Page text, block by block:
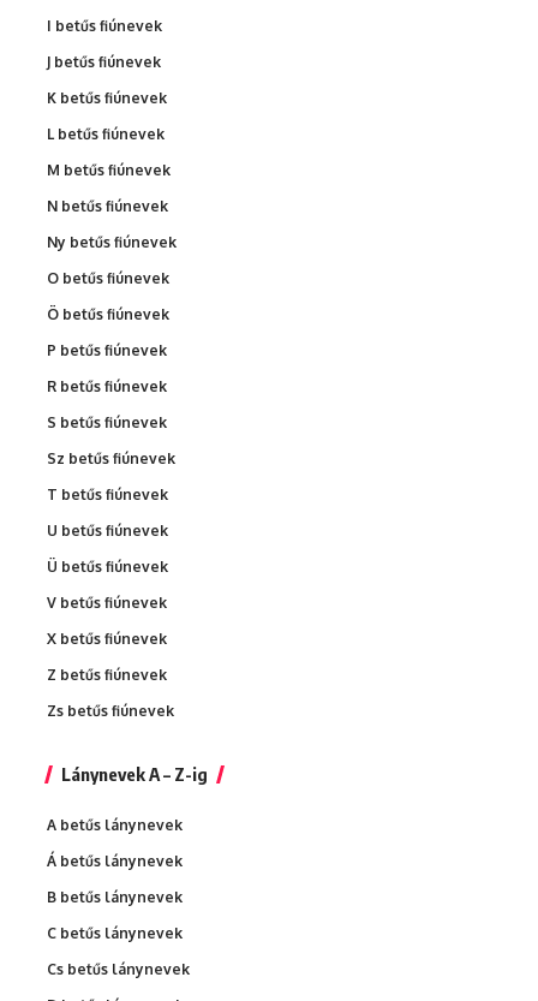
I betűs fiúnevek
J betűs fiúnevek
K betűs fiúnevek
L betűs fiúnevek
M betűs fiúnevek
N betűs fiúnevek
Ny betűs fiúnevek
O betűs fiúnevek
Ö betűs fiúnevek
P betűs fiúnevek
R betűs fiúnevek
S betűs fiúnevek
Sz betűs fiúnevek
T betűs fiúnevek
U betűs fiúnevek
Ü betűs fiúnevek
V betűs fiúnevek
X betűs fiúnevek
Z betűs fiúnevek
Zs betűs fiúnevek
Lánynevek A – Z-ig
A betűs lánynevek
Á betűs lánynevek
B betűs lánynevek
C betűs lánynevek
Cs betűs lánynevek